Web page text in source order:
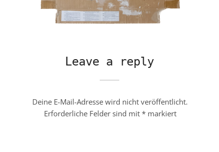
Leave a reply
Deine E-Mail-Adresse wird nicht veröffentlicht.
Erforderliche Felder sind mit *markiert